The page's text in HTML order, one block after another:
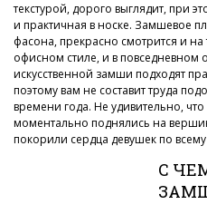
текстурой, дорого выглядит, при
и практичная в носке. Замшевое
фасона, прекрасно смотрится и
офисном стиле, и в повседневном
искусственной замши подходят
поэтому вам не составит труда
времени года. Не удивительно, что
моментально поднялись на
покорили сердца девушек по
С